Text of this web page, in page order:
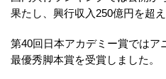
果たし、興行収入250億円を超
第40回日本アカデミー賞ではア
最優秀脚本賞を受賞しました。